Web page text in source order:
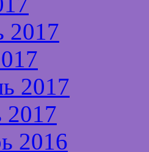
2017
2017
2017
2016